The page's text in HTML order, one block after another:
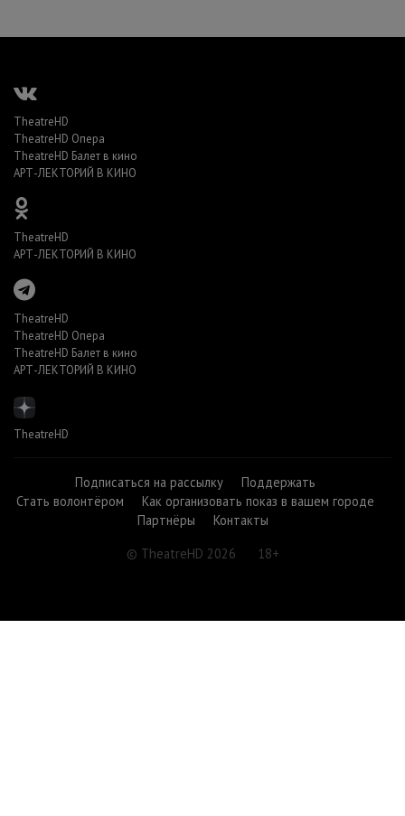
TheatreHD
TheatreHD Опера
TheatreHD Балет в кино
АРТ-ЛЕКТОРИЙ В КИНО
TheatreHD
АРТ-ЛЕКТОРИЙ В КИНО
TheatreHD
TheatreHD Опера
TheatreHD Балет в кино
АРТ-ЛЕКТОРИЙ В КИНО
TheatreHD
Подписаться на рассылку
Поддержать
Стать волонтёром
Как организовать показ в вашем городе
Партнёры
Контакты
© TheatreHD 2026
18+